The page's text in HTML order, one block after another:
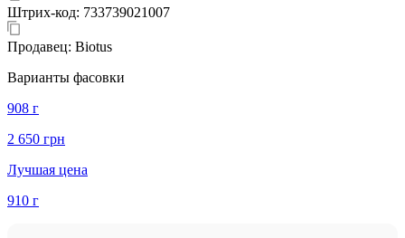
Штрих-код: 733739021007
Продавец: Biotus
Варианты фасовки
908 г
2 650 грн
Лучшая цена
910 г